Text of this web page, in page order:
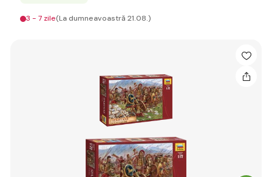
3 - 7 zile(La dumneavoastră 21.08.)